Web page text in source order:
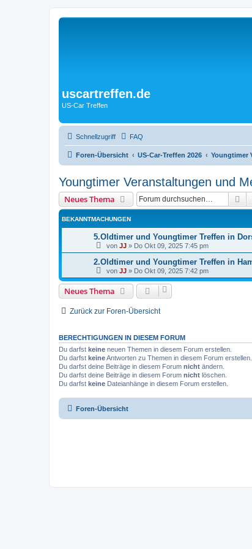
uscartreffen.de
US-Car Treffen
Schnellzugriff FAQ
Foren-Übersicht US-Car-Treffen 2026 Youngtimer
Youngtimer Veranstaltungen und
Neues Thema
BEKANNTMACHUNGEN
5.Oldtimer und Youngtimer Treffen in
von JJ » Do Okt 09, 2025 7:45 pm
2.Oldtimer und Youngtimer Treffen in
von JJ » Do Okt 09, 2025 7:42 pm
Neues Thema
Zurück zur Foren-Übersicht
BERECHTIGUNGEN IN DIESEM FORUM
Du darfst keine neuen Themen in diesem Forum erstellen.
Du darfst keineAntworten zu Themen in diesem Forum erstellen.
Du darfst deine Beiträge in diesem Forum nicht ändern.
Du darfst deine Beiträge in diesem Forum nicht löschen.
Du darfst keine Dateianhänge in diesem Forum erstellen.
Foren-Übersicht